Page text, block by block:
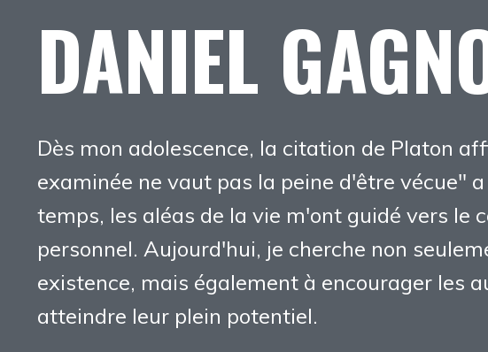
DANIEL
Dès mon adolescence, la citation de Platon
examinée ne vaut pas la peine d'être vécue"
temps, les aléas de la vie m'ont guidé vers le
personnel. Aujourd'hui, je cherche non
existence, mais également à encourager les
atteindre leur plein potentiel.